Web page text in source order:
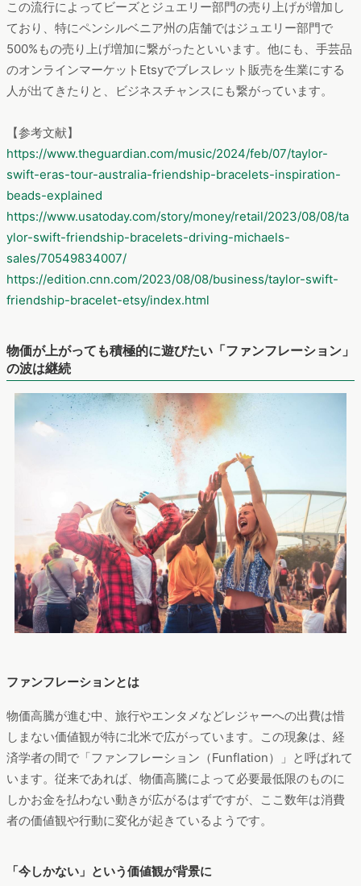
この流行によってビーズとジュエリー部門の売り上げが増加し
ており、特にペンシルベニア州の店舗ではジュエリー部門で
500%もの売り上げ増加に繋がったといいます。他にも、手芸品
のオンラインマーケットEtsyでブレスレット販売を生業にする
人が出てきたりと、ビジネスチャンスにも繋がっています。
【参考文献】
https://www.theguardian.com/music/2024/feb/07/taylor-
swift-eras-tour-australia-friendship-bracelets-inspiration-
beads-explained
https://www.usatoday.com/story/money/retail/2023/08/08/ta
ylor-swift-friendship-bracelets-driving-michaels-
sales/70549834007/
https://edition.cnn.com/2023/08/08/business/taylor-swift-
friendship-bracelet-etsy/index.html
物価が上がっても積極的に遊びたい「ファンフレーション」
の波は継続
ファンフレーションとは
物価高騰が進む中、旅行やエンタメなどレジャーへの出費は惜
しまない価値観が特に北米で広がっています。この現象は、経
済学者の間で「ファンフレーション（Funflation）」と呼ばれて
います。従来であれば、物価高騰によって必要最低限のものに
しかお金を払わない動きが広がるはずですが、ここ数年は消費
者の価値観や行動に変化が起きているようです。
「今しかない」という価値観が背景に